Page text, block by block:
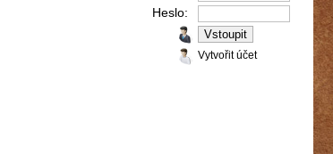
Heslo:
Vytvořit účet